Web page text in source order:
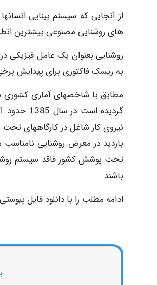
از آنجایی که سیستم بینایی
های روشنایی مصنوعی بیشترین
روشنایی بعنوان یک عامل
به ریسک فاکتوری برای پیدایش
مطابق با شاخصهای آماری
نیروی کار شاغل در کارگاههای
باشند.
ادامه مطلب را با دانلود فایل